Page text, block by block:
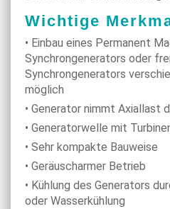
Wichtige
• Einbau eines Permanent
Synchrongenerators oder
Synchrongenerators
möglich
• Generator nimmt Axiallast
• Generatorwelle mit
• Sehr kompakte Bauweise
• Geräuscharmer Betrieb
• Kühlung des Generators
oder Wasserkühlung